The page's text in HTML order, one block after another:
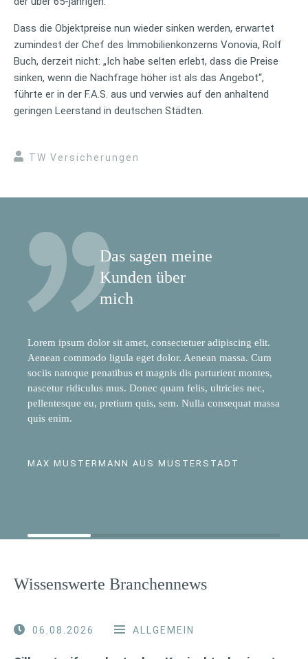
Dass die Objektpreise nun wieder sinken werden, erwartet
zumindest der Chef des Immobilienkonzerns Vonovia, Rolf
Buch, derzeit nicht: „Ich habe selten erlebt, dass die Preise
sinken, wenn die Nachfrage höher ist als das Angebot“,
führte er in der F.A.S. aus und verwies auf den anhaltend
geringen Leerstand in deutschen Städten.
TW Versicherungen
Das sagen meine
Kunden über
mich
Lorem ipsum dolor sit amet, consectetuer adipiscing elit.
Aenean commodo ligula eget dolor. Aenean massa. Cum
sociis natoque penatibus et magnis dis parturient montes,
nascetur ridiculus mus. Donec quam felis, ultricies nec,
pellentesque eu, pretium quis, sem. Nulla consequat massa
quis enim.
MAX MUSTERMANN AUS MUSTERSTADT
Wissenswerte Branchennews
06.08.2026 ALLGEMEIN